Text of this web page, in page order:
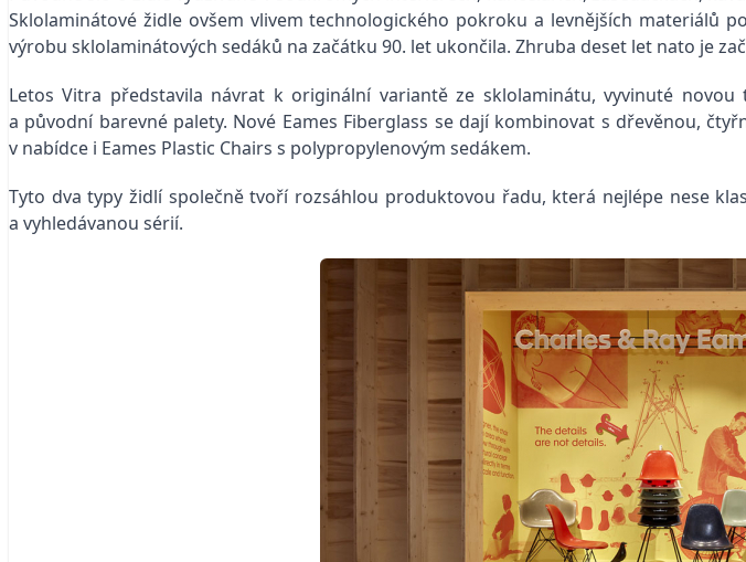
Sklolaminátové židle ovšem vlivem technologického pokroku a levnějších materiálů
výrobu sklolaminátových sedáků na začátku 90. let ukončila. Zhruba deset let nato je
Letos Vitra představila návrat k originální variantě ze sklolaminátu, vyvinuté
a původní barevné palety. Nové Eames Fiberglass se dají kombinovat s dřevěnou,
v nabídce i Eames Plastic Chairs s polypropylenovým sedákem.
Tyto dva typy židlí společně tvoří rozsáhlou produktovou řadu, která nejlépe nese
a vyhledávanou sérií.